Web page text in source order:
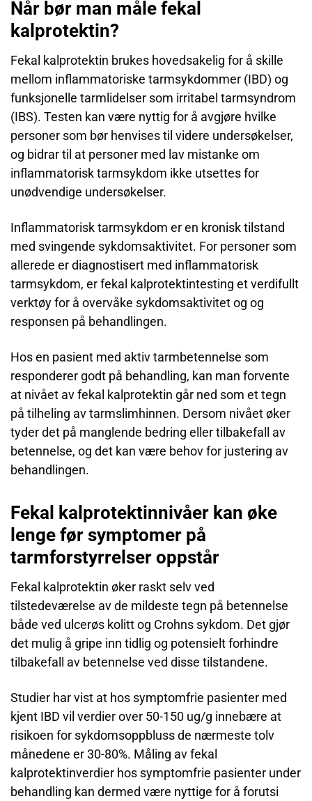
Når bør man måle fekal
kalprotektin?
Fekal kalprotektin brukes hovedsakelig for å skille
mellom inflammatoriske tarmsykdommer (IBD) og
funksjonelle tarmlidelser som irritabel tarmsyndrom
(IBS). Testen kan være nyttig for å avgjøre hvilke
personer som bør henvises til videre undersøkelser,
og bidrar til at personer med lav mistanke om
inflammatorisk tarmsykdom ikke utsettes for
unødvendige undersøkelser.
Inflammatorisk tarmsykdom er en kronisk tilstand
med svingende sykdomsaktivitet. For personer som
allerede er diagnostisert med inflammatorisk
tarmsykdom, er fekal kalprotektintesting et verdifullt
verktøy for å overvåke sykdomsaktivitet og og
responsen på behandlingen.
Hos en pasient med aktiv tarmbetennelse som
responderer godt på behandling, kan man forvente
at nivået av fekal kalprotektin går ned som et tegn
på tilheling av tarmslimhinnen. Dersom nivået øker
tyder det på manglende bedring eller tilbakefall av
betennelse, og det kan være behov for justering av
behandlingen.
Fekal kalprotektinnivåer kan øke
lenge før symptomer på
tarmforstyrrelser oppstår
Fekal kalprotektin øker raskt selv ved
tilstedeværelse av de mildeste tegn på betennelse
både ved ulcerøs kolitt og Crohns sykdom. Det gjør
det mulig å gripe inn tidlig og potensielt forhindre
tilbakefall av betennelse ved disse tilstandene.
Studier har vist at hos symptomfrie pasienter med
kjent IBD vil verdier over 50-150 ug/g innebære at
risikoen for sykdomsoppbluss de nærmeste tolv
månedene er 30-80%. Måling av fekal
kalprotektinverdier hos symptomfrie pasienter under
behandling kan dermed være nyttige for å forutsi